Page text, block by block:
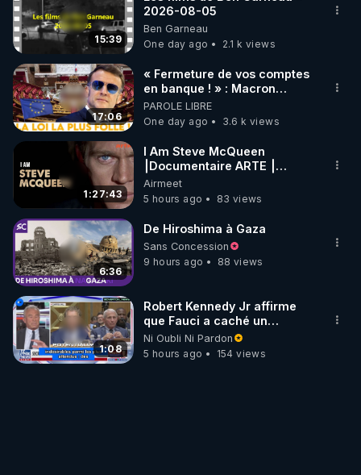
15:39
2026-08-05
Ben Garneau
One day ago
2.1 k views
17:06
« Fermeture de vos comptes
en banque ! » : Macron
impose une loi folle !
PAROLE LIBRE
One day ago
3.6 k views
1:27:43
I Am Steve McQueen
⎮Documentaire ARTE ⎮
Cinema
Airmeet
5 hours ago
83 views
6:36
De Hiroshima à Gaza
Sans Concession
9 hours ago
88 views
1:08
Robert Kennedy Jr affirme
que Fauci a caché un
infarctus pulmonaire
survenu après sa
vaccination
Ni Oubli Ni Pardon
5 hours ago
154 views